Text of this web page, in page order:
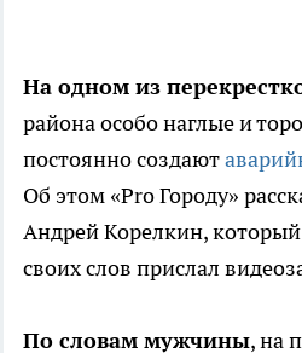
На одном из
района особо наглые и
постоянно создают
Об этом «Pro Городу»
Андрей Корелкин,
своих слов прислал
По словам мужчины, на